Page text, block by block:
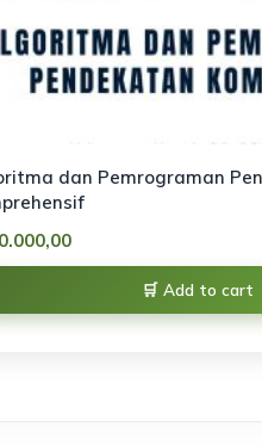
dan Pemrograman
Add to cart